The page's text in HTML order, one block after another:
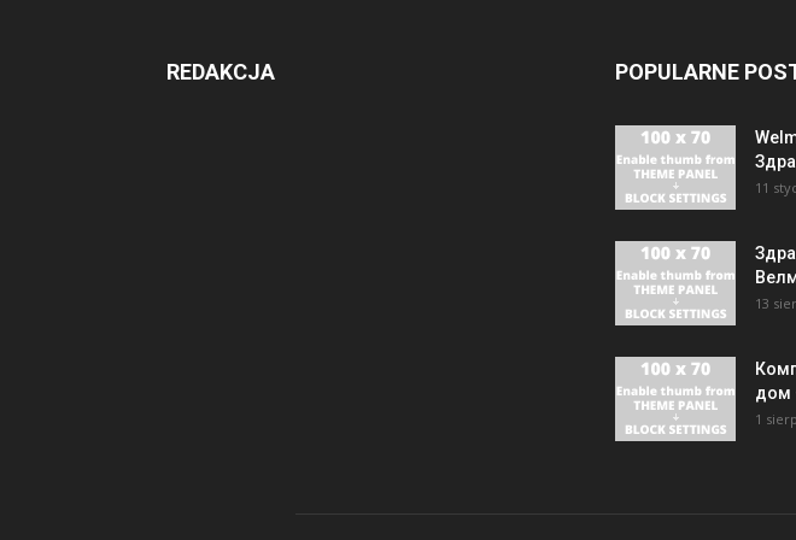
REDAKCJA POPULARNE
11
13
дом
1